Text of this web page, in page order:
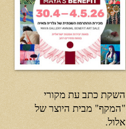
השקת כתב עת מקורי
"המקף" מבית היוצר של
אלול.